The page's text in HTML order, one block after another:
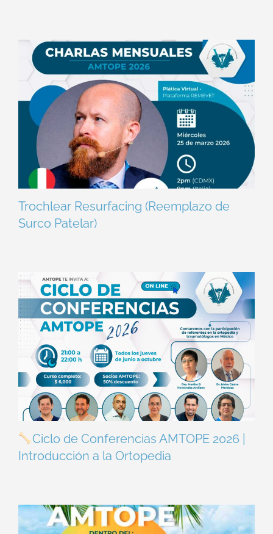
Trochlear Resurfacing (Reemplazo de
Surco Patelar)
Ciclo de Conferencias AMTOPE 2026 |
Introducción a la Ortopedia